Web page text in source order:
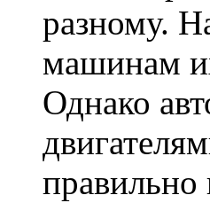
разному.
машинам
Однако
правильно